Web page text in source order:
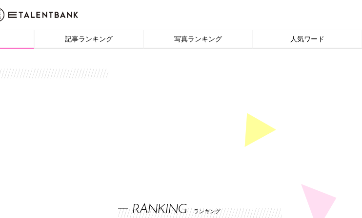
記事ランキング 写真ランキング 人気ワード
RANKING ランキング